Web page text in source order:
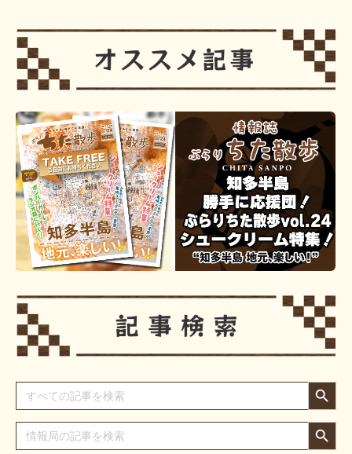
Search
for:
Search Button
Search
for:
Search Button